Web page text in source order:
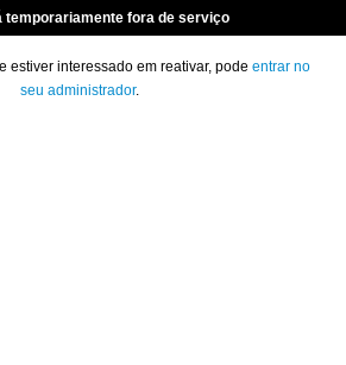
temporariamente fora de serviço
estiver interessado em reativar, pode entrar no
seu administrador.